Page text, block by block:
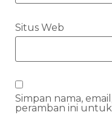
Situs Web
Simpan nama,
peramban ini